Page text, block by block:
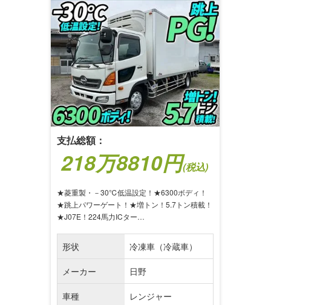
支払総額：
218万8810円(税込)
★菱重製・－30℃低温設定！★6300ボディ！
★跳上パワーゲート！★増トン！5.7トン積載！
★J07E！224馬力ICター…
形状
冷凍車（冷蔵車）
メーカー
日野
車種
レンジャー